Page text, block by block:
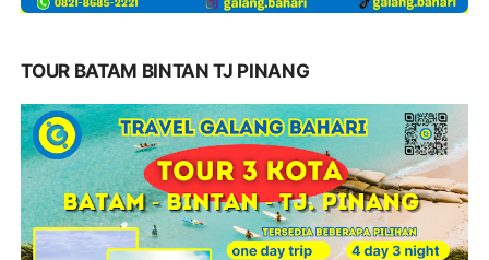
TOUR BATAM BINTAN TJ PINANG